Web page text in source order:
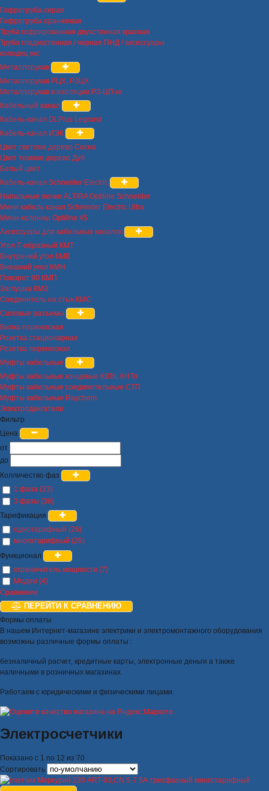
Гофротруба серая
Гофротруба оранжевая
Труба гофрированная двухстенная красная
Труба гладкостенная / черная ПНД / аксессуары
колодец ккс
Металлорукав
Металлорукав РЦХ, РЗЦХ
Металлорукав в изоляции РЗ-ЦП-нг
Кабельный канал
Кабель-канал DLPlus Legrand
Кабель-канал ИЭК
Цвет светлое дерево Сосна
Цвет темное дерево Дуб
Белый цвет
Кабель-канал Schneider Electric
Напольные лючки ALTIRA Optiline Schneider
Мини кабель канал Schneider Electric Ultra
Мини-колонны Optiline 45
Аксессуары для кабельных каналов
Угол Т-образный КМТ
Внутрений угол КМВ
Внешний угол КМН
Поворот 90 КМП
Заглушка КМЗ
Соединитель на стык КМС
Силовые разъемы
Вилка переносная
Розетка стационарная
Розетка переносная
Муфты кабельные
Муфты кабельные концевые КВТп, КНТп
Муфты кабельные соединительные СТП
Муфты кабельные Raychem
Электродвигатели
Фильтр
Цена
от
до
Колличество фаз
1 фаза (23)
3 фазы (36)
Тарификация
однотарифный (26)
многотарифный (29)
Функционал
ограничитель мощности (7)
Модем (4)
Сравнение
ПЕРЕЙТИ К СРАВНЕНИЮ
Формы оплаты
В нашем Интернет-магазине электрики и электромонтажного оборудования
возможны различные формы оплаты :
безналичный расчет, кредитные карты, электронные деньги а также
наличными в розничных магазинах
Работаем с юридическими и физическими лицами.
Электросчетчики
Показано с 1 по 12 из 70
Сортировать